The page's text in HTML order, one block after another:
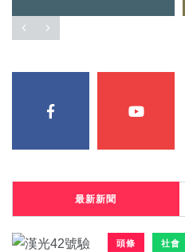
最新新聞
頭條 社會